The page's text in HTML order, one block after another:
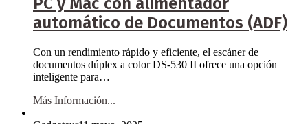
automático de Documentos (ADF)
Con un rendimiento rápido y eficiente, el escáner de
documentos dúplex a color DS-530 II ofrece una opción
inteligente para…
Más Información...